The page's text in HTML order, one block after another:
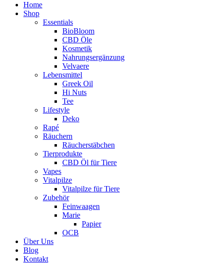
Home
Shop
Essentials
BioBloom
CBD Öle
Kosmetik
Nahrungsergänzung
Velvaere
Lebensmittel
Greek Oil
Hi Nuts
Tee
Lifestyle
Deko
Rapé
Räuchern
Räucherstäbchen
Tierprodukte
CBD Öl für Tiere
Vapes
Vitalpilze
Vitalpilze für Tiere
Zubehör
Feinwaagen
Marie
Papier
OCB
Über Uns
Blog
Kontakt